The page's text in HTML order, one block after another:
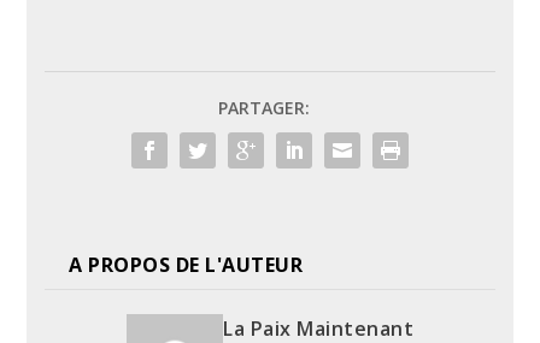
PARTAGER:
A PROPOS DE L'AUTEUR
La Paix Maintenant